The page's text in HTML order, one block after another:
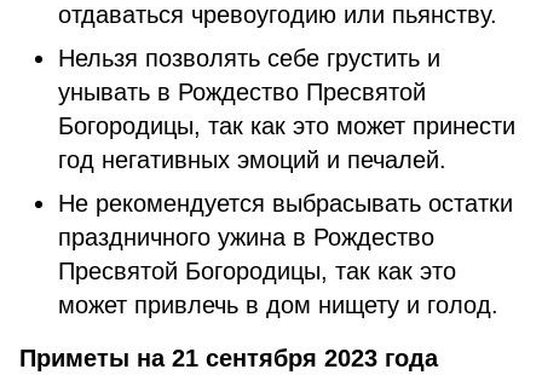
отдаваться чревоугодию или пьянству.
Нельзя позволять себе грустить и
унывать в Рождество Пресвятой
Богородицы, так как это может принести
год негативных эмоций и печалей.
Не рекомендуется выбрасывать остатки
праздничного ужина в Рождество
Пресвятой Богородицы, так как это
может привлечь в дом нищету и голод.
Приметы на 21 сентября 2023 года